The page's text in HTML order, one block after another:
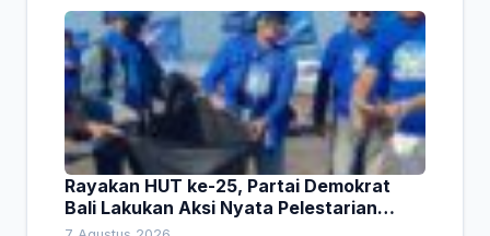
Rayakan HUT ke-25, Partai Demokrat
Bali Lakukan Aksi Nyata Pelestarian
Lingkungan